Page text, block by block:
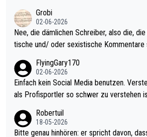
ohl wenig WDF Turniere spielen. Dies war
es Jahr der Fall. Er musste als
den Qualifier und ich glaube kaum, dass
el hat.
Grobi
02-06-2026
Nee, die dämlichen Schreiber, also die,
tische und/ oder sexistische Kommentare
s Leben in den Griff kriegen. Nur eins
r war doch neulich erst derjenige, der
rovoziert hat. Und Littlers Mutter schießt
FlyingGary170
02-06-2026
Einfach kein Social Media benutzen.
als Profisportler so schwer zu verstehen
Robertuil
18-05-2026
Bitte genau hinhören: er spricht davon,